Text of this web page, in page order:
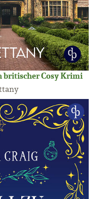
britischer Cosy Krimi